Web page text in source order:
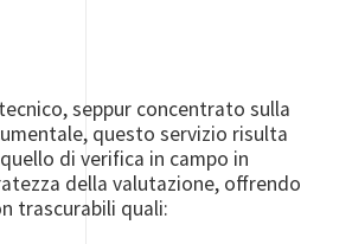
seppur concentrato sulla
questo servizio risulta
di verifica in campo in
della valutazione, offrendo
trascurabili quali: